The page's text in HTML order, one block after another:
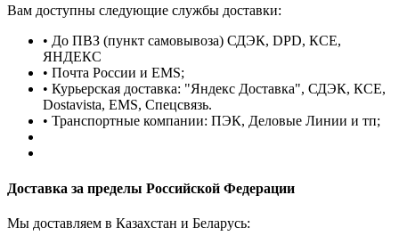
Вам доступны следующие службы доставки:
• До ПВЗ (пункт самовывоза) СДЭК, DPD, КСЕ,
ЯНДЕКС
• Почта России и EMS;
• Курьерская доставка: "Яндекс Доставка", СДЭК, КСЕ,
Dostavista, EMS, Спецсвязь.
• Транспортные компании: ПЭК, Деловые Линии и тп;
Доставка за пределы Российской Федерации
Мы доставляем в Казахстан и Беларусь: